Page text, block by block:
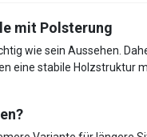
mit Polsterung
wie sein Aussehen.
eine stabile Holzstruktur